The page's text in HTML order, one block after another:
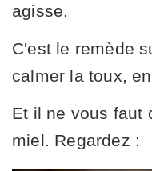
agisse.
C'est le remède
calmer la toux,
Et il ne vous faut
miel. Regardez :